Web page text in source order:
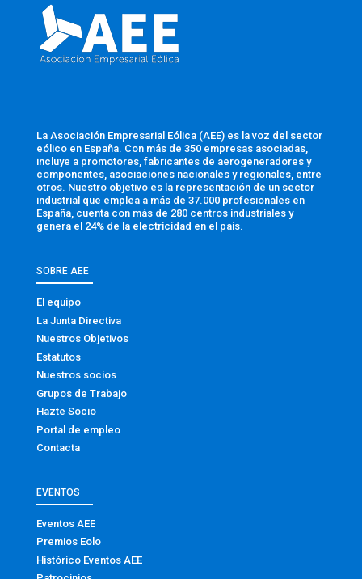
La Asociación Empresarial Eólica (AEE) es la voz del sector
eólico en España. Con más de 350 empresas asociadas,
incluye a promotores, fabricantes de aerogeneradores y
componentes, asociaciones nacionales y regionales, entre
otros. Nuestro objetivo es la representación de un sector
industrial que emplea a más de 37.000 profesionales en
España, cuenta con más de 280 centros industriales y
genera el 24% de la electricidad en el país.
SOBRE AEE
El equipo
La Junta Directiva
Nuestros Objetivos
Estatutos
Nuestros socios
Grupos de Trabajo
Hazte Socio
Portal de empleo
Contacta
EVENTOS
Eventos AEE
Premios Eolo
Histórico Eventos AEE